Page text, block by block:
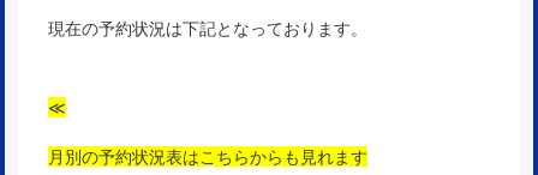
現在の予約状況は下記となっております。
≪
月別の予約状況表はこちらからも見れます